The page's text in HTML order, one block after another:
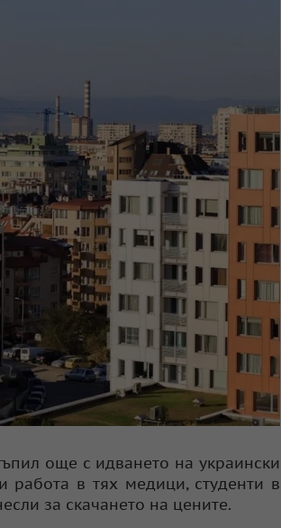
още с идването на украински
работа в тях медици, студенти в
за скачането на цените.